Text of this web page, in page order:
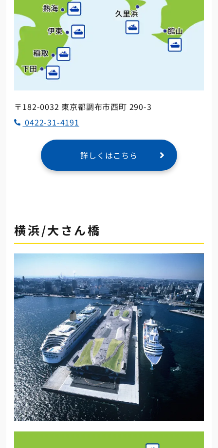
〒182-0032 東京都調布市西町 290-3
0422-31-4191
詳しくはこちら
横浜/大さん橋